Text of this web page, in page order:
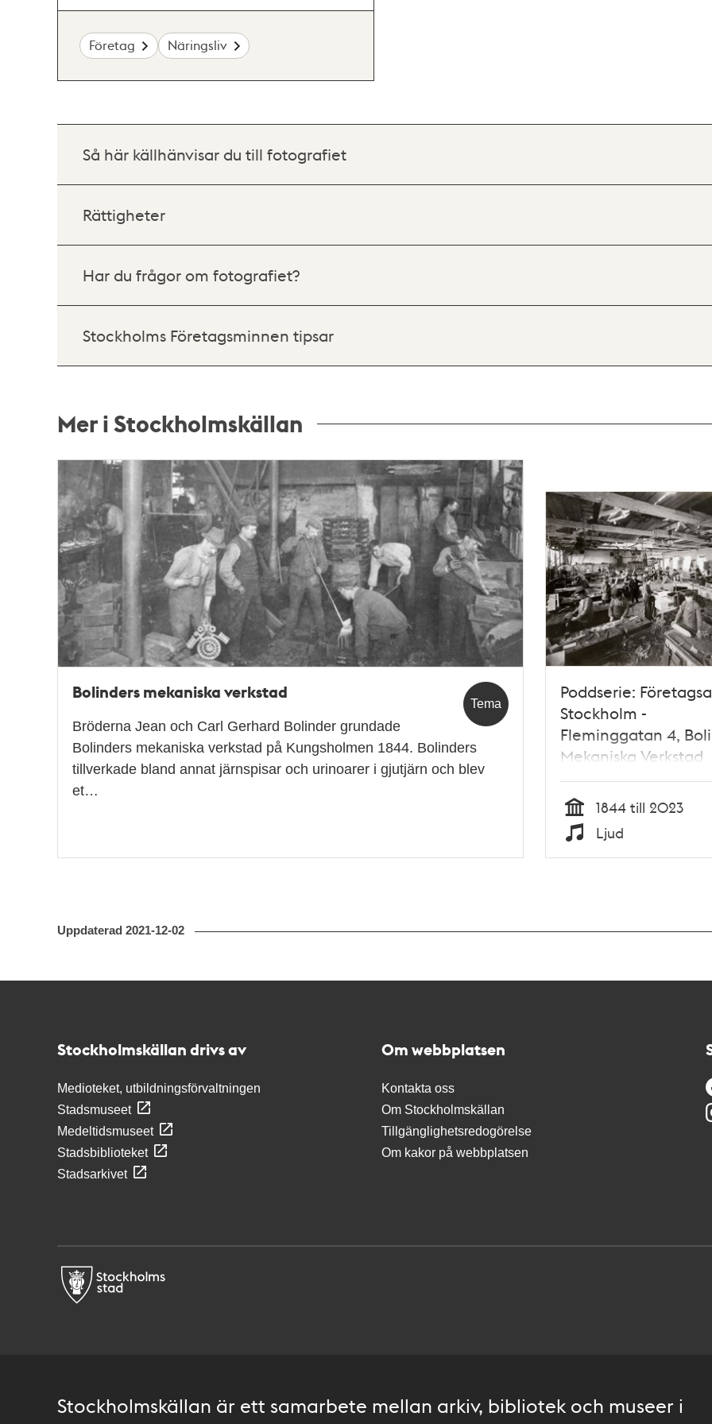
Företag Näringsliv
Så här källhänvisar du till fotografiet
Rättigheter
Har du frågor om fotografiet?
Stockholms Företagsminnen tipsar
Mer i Stockholmskällan
Relaterade
poster
och
teman
Tema
Bolinders mekaniska verkstad
Bröderna Jean och Carl Gerhard Bolinder grundade
Bolinders mekaniska verkstad på Kungsholmen 1844. Bolinders
tillverkade bland annat järnspisar och urinoarer i gjutjärn och blev
et…
Poddserie:
Stockholm -
Fleminggatan 4,
Mekaniska Verkstad
Tid
1844 till 2023
Typ
Ljud
Uppdaterad 2021-12-02
Stockholmskällan drivs av
Medioteket, utbildningsförvaltningen
Stadsmuseet
Medeltidsmuseet
Stadsbiblioteket
Stadsarkivet
Om webbplatsen
Kontakta oss
Om Stockholmskällan
Tillgänglighetsredogörelse
Om kakor på webbplatsen
Stockholmskällan är ett samarbete mellan arkiv, bibliotek och museer i